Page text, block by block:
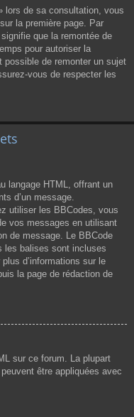
lors de sa consultation, vous
la première page. Par
que la remontée de
pour autoriser la
possible de remonter un sujet
vous de respecter les
langage HTML, offrant un
d’un message.
utiliser les BBCodes, vous
vos messages en utilisant
de message. Le BBCode
les balises sont incluses
d’informations sur le
la page de rédaction de
sur ce forum. La plupart
être appliquées avec